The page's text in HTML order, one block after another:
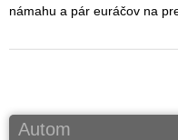
námahu a pár euráčov na
Autom